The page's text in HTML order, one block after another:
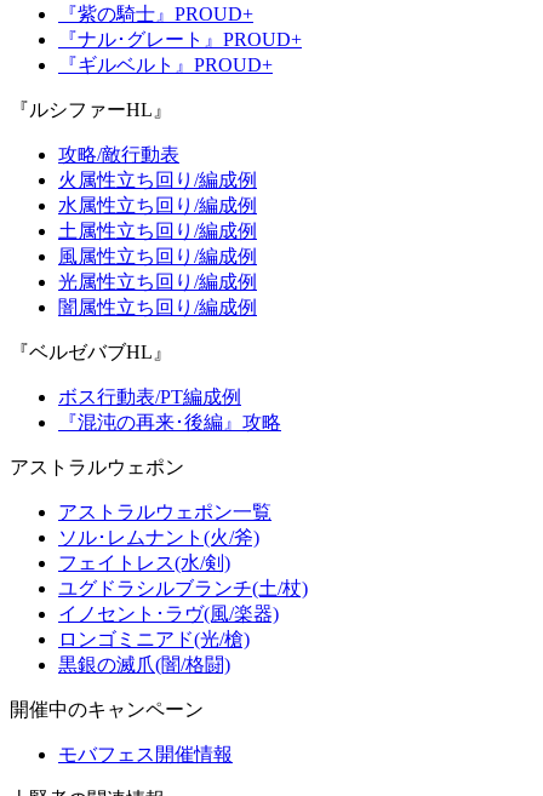
『紫の騎士』PROUD+
『ナル･グレート』PROUD+
『ギルベルト』PROUD+
『ルシファーHL』
攻略/敵行動表
火属性立ち回り/編成例
水属性立ち回り/編成例
土属性立ち回り/編成例
風属性立ち回り/編成例
光属性立ち回り/編成例
闇属性立ち回り/編成例
『ベルゼバブHL』
ボス行動表/PT編成例
『混沌の再来･後編』攻略
アストラルウェポン
アストラルウェポン一覧
ソル･レムナント(火/斧)
フェイトレス(水/剣)
ユグドラシルブランチ(土/杖)
イノセント･ラヴ(風/楽器)
ロンゴミニアド(光/槍)
黒銀の滅爪(闇/格闘)
開催中のキャンペーン
モバフェス開催情報